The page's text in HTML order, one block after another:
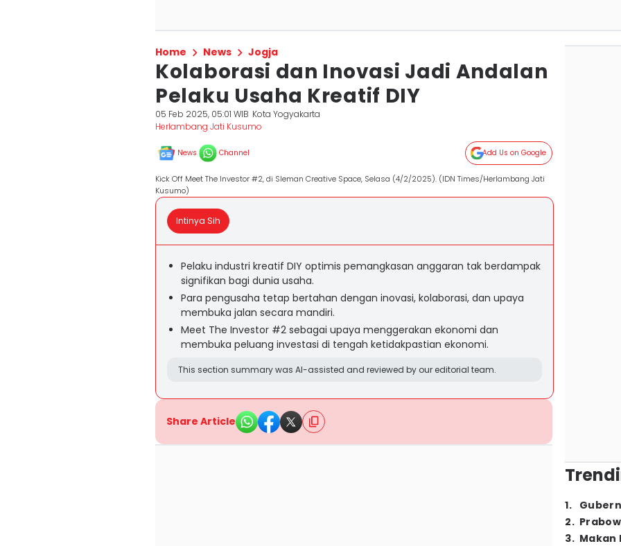
Home News Jogja
Kolaborasi dan Inovasi Jadi Andalan
Pelaku Usaha Kreatif DIY
05 Feb 2025, 05:01 WIB Kota Yogyakarta
Herlambang Jati Kusumo
News Channel Add Us on Google
Kick Off Meet The Investor #2, di Sleman Creative Space, Selasa (4/2/2025). (IDN Times/Herlambang Jati
Kusumo)
Intinya Sih
Pelaku industri kreatif DIY optimis pemangkasan anggaran tak berdampak
signifikan bagi dunia usaha.
Para pengusaha tetap bertahan dengan inovasi, kolaborasi, dan upaya
membuka jalan secara mandiri.
Meet The Investor #2 sebagai upaya menggerakan ekonomi dan
membuka peluang investasi di tengah ketidakpastian ekonomi.
This section summary was AI-assisted and reviewed by our editorial team.
Share Article
1.
2.
3. Makan